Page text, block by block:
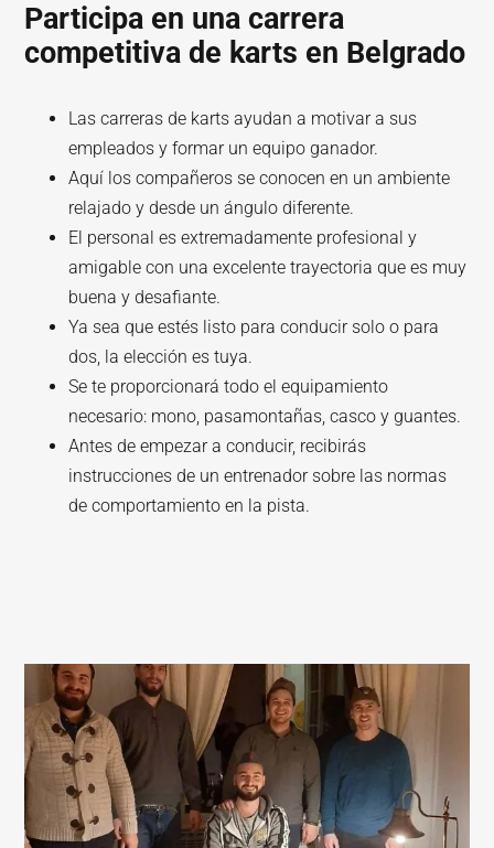
Participa en una carrera
competitiva de karts en Belgrado
Las carreras de karts ayudan a motivar a sus
empleados y formar un equipo ganador.
Aquí los compañeros se conocen en un ambiente
relajado y desde un ángulo diferente.
El personal es extremadamente profesional y
amigable con una excelente trayectoria que es muy
buena y desafiante.
Ya sea que estés listo para conducir solo o para
dos, la elección es tuya.
Se te proporcionará todo el equipamiento
necesario: mono, pasamontañas, casco y guantes.
Antes de empezar a conducir, recibirás
instrucciones de un entrenador sobre las normas
de comportamiento en la pista.